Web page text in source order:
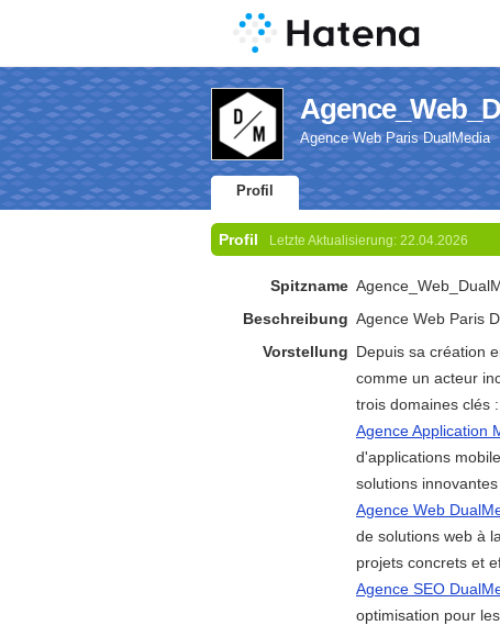
Agence Web Paris DualMedia
Profil
Profil Letzte Aktualisierung: 22.04.2026
Spitzname
Beschreibung Agence Web Paris
Vorstellung Depuis sa création
comme un acteur
trois domaines clés :
Agence Application
d'applications
solutions
Agence Web
de solutions web à
projets concrets et
Agence SEO
optimisation pour